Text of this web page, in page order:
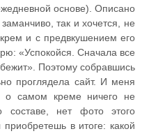
основе). Описано
так и хочется, не
и с предвкушением его
«Успокойся. Сначала все
Поэтому собравшись
проглядела сайт. И меня
о самом креме ничего не
нет фото этого
в итоге: какой